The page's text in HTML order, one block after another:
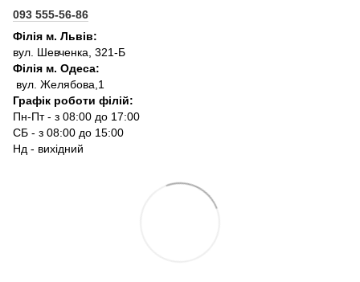
093 555-56-86
Філія м. Львів:
вул. Шевченка, 321-Б
Філія м. Одеса:
вул. Желябова,1
Графік роботи філій:
Пн-Пт - з 08:00 до 17:00
СБ - з 08:00 до 15:00
Нд - вихідний